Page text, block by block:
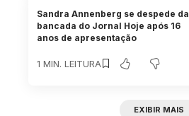
Sandra Annenberg se despede da
bancada do Jornal Hoje após 16
anos de apresentação
1 MIN. LEITURA
EXIBIR MAIS